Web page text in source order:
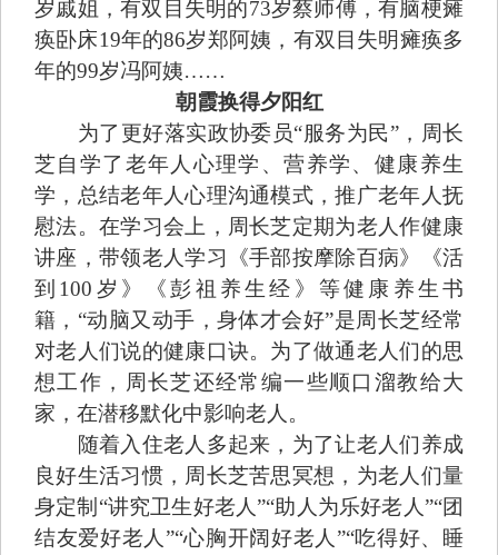
岁戚姐，有双目失明的73岁蔡师傅，有脑梗瘫
痪卧床19年的86岁郑阿姨，有双目失明瘫痪多
年的99岁冯阿姨……
朝霞换得夕阳红
为了更好落实政协委员“服务为民”，周长
芝自学了老年人心理学、营养学、健康养生
学，总结老年人心理沟通模式，推广老年人抚
慰法。在学习会上，周长芝定期为老人作健康
讲座，带领老人学习《手部按摩除百病》《活
到100岁》《彭祖养生经》等健康养生书
籍，“动脑又动手，身体才会好”是周长芝经常
对老人们说的健康口诀。为了做通老人们的思
想工作，周长芝还经常编一些顺口溜教给大
家，在潜移默化中影响老人。
随着入住老人多起来，为了让老人们养成
良好生活习惯，周长芝苦思冥想，为老人们量
身定制“讲究卫生好老人”“助人为乐好老人”“团
结友爱好老人”“心胸开阔好老人”“吃得好、睡